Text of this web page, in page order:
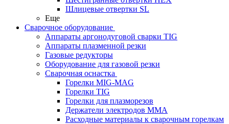
Шлицевые отвертки SL
Еще
Сварочное оборудование
Аппараты аргонодуговой сварки TIG
Аппараты плазменной резки
Газовые редукторы
Оборудование для газовой резки
Сварочная оснастка
Горелки MIG-MAG
Горелки TIG
Горелки для плазморезов
Держатели электродов ММА
Расходные материалы к сварочным горелкам